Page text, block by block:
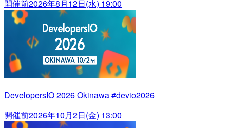
開催前2026年8月12日(水) 19:00
DevelopersIO 2026 Okinawa #devio2026
開催前2026年10月2日(金) 13:00